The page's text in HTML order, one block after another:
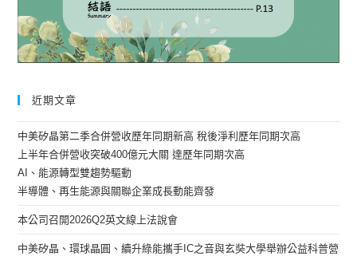
近期文章
中美矽晶第二季合併營收歷年同期新高 稅後淨利歷年同期次高
上半年合併營收突破400億元大關 達歷年同期次高
AI、能源轉型雙趨勢驅動
半導體、再生能源與關聯企業成長動能齊發
本公司召開2026Q2英文線上法說會
中美矽晶、環球晶圓、續升綠能攜手IC之音與玄奘大學舉辦公益科普營